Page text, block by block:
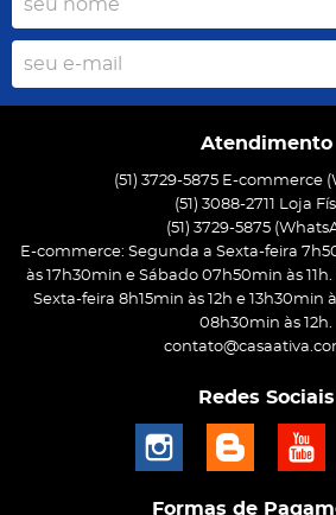
Atendimento
(51) 3729-5875 E-commerce
(51) 3088-2711 Loja
(51) 3729-5875
E-commerce: Segunda a Sexta-feira
às 17h30min e Sábado 07h50min às
Sexta-feira 8h15min às 12h e 13h30min
08h30min às 12h.
Redes Sociais
Formas de